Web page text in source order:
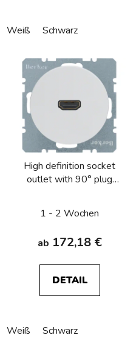
Weiß Schwarz
High definition socket
outlet with 90° plug
R.1/R.3/R.8
1 - 2 Wochen
ab 172,18 €
DETAIL
Weiß Schwarz